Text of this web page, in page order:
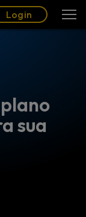
Login
sua